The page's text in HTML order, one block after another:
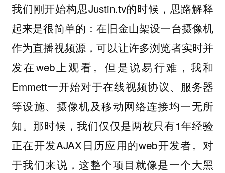
我们刚开始构思Justin.tv的时候，思路解释
起来是很简单的：在旧金山架设一台摄像机
作为直播视频源，可以让许多浏览者实时并
发在web上观看。但是说易行难，我和
Emmett一开始对于在线视频协议、服务器
等设施、摄像机及移动网络连接均一无所
知。那时候，我们仅仅是两枚只有1年经验
正在开发AJAX日历应用的web开发者。对
于我们来说，这整个项目就像是一个大黑